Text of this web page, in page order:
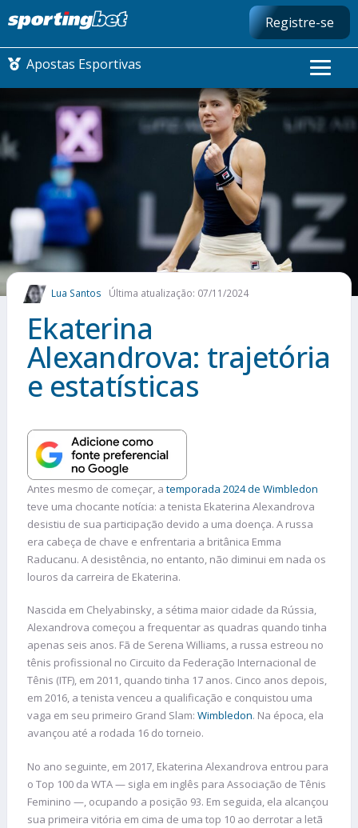
Registre-se
Apostas Esportivas
CONMEBOL LIBERTADORES
FUTEBOL NACIONAL
FUTEBOL INTERNACIONAL
COMO APOSTAR
MAIS ESPORTES
Lua Santos Última atualização: 07/11/2024
Ekaterina
Alexandrova: trajetória
e estatísticas
Antes mesmo de começar, a temporada 2024 de Wimbledon
teve uma chocante notícia: a tenista Ekaterina Alexandrova
desistiu de sua participação devido a uma doença. A russa
era cabeça de chave e enfrentaria a britânica Emma
Raducanu. A desistência, no entanto, não diminui em nada os
louros da carreira de Ekaterina.
Nascida em Chelyabinsky, a sétima maior cidade da Rússia,
Alexandrova começou a frequentar as quadras quando tinha
apenas seis anos. Fã de Serena Williams, a russa estreou no
tênis profissional no Circuito da Federação Internacional de
Tênis (ITF), em 2011, quando tinha 17 anos. Cinco anos depois,
em 2016, a tenista venceu a qualificação e conquistou uma
vaga em seu primeiro Grand Slam: Wimbledon. Na época, ela
avançou até a rodada 16 do torneio.
No ano seguinte, em 2017, Ekaterina Alexandrova entrou para
o Top 100 da WTA — sigla em inglês para Associação de Tênis
Feminino —, ocupando a posição 93. Em seguida, ela alcançou
sua primeira vitória em cima de uma top 10 ao derrotar a letã